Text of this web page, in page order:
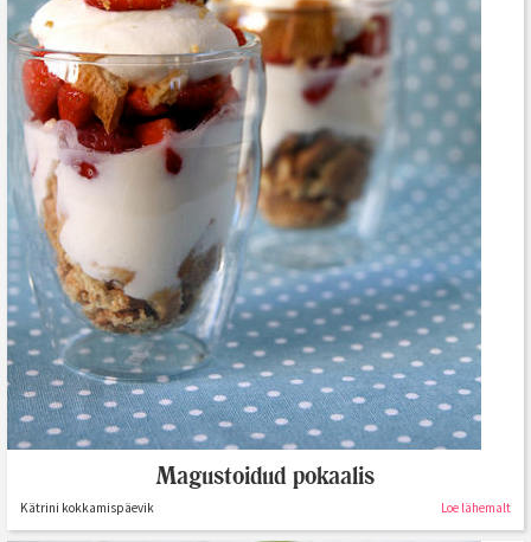
Magustoidud pokaalis
Kätrini kokkamispäevik Loe lähemalt